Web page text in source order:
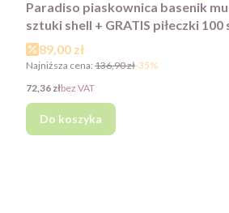
Paradiso piaskownica basenik
sztuki shell + GRATIS piłeczki 100
Cena promocyjna
89,00 zł
Najniższa cena: 136,90 zł-35%
Cena
72,36 złbez VAT
Do koszyka